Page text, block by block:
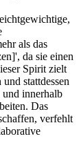
als das
da sie einen
Spirit zielt
stattdessen
und innerhalb
Das
verfehlt